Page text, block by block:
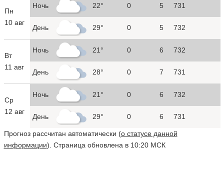
Пн
10 авг
Ночь 22° 0 5 731
День 29° 0 5 732
Вт
11 авг
Ночь 21° 0 6 732
День 28° 0 7 731
Ср
12 авг
Ночь 21° 0 6 732
День 29° 0 6 731
Прогноз рассчитан автоматически (о статусе данной
информации). Страница обновлена в 10:20 МСК